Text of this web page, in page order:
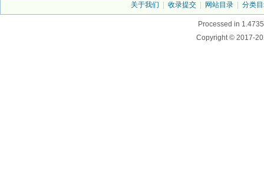
关于我们 收录提交 网站目录 分类
Processed in
Copyright © 2017-